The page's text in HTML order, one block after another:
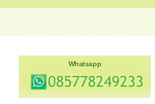
Whatsapp